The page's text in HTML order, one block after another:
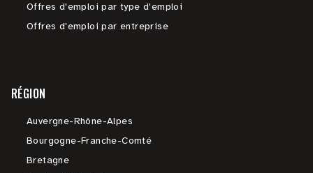
Offres d'emploi par type d'emploi
Offres d'emploi par entreprise
RÉGION
Auvergne-Rhône-Alpes
Bourgogne-Franche-Comté
Bretagne